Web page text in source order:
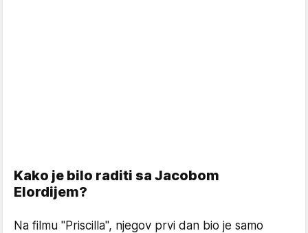
Kako je bilo raditi sa Jacobom
Elordijem?
Na filmu "Priscilla", njegov prvi dan bio je samo